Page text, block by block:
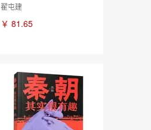
翟屯建
￥ 81.65